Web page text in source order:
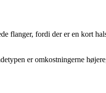
flanger, fordi der er en kort
er omkostningerne